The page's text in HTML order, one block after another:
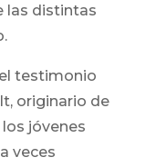
las distintas
testimonio
originario de
jóvenes
veces